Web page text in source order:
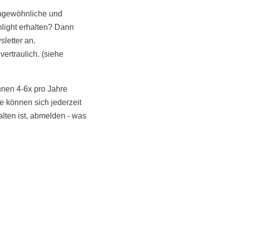
und
erhalten? Dann
an.
(siehe
4-6x pro Jahre
können sich jederzeit
ist, abmelden - was